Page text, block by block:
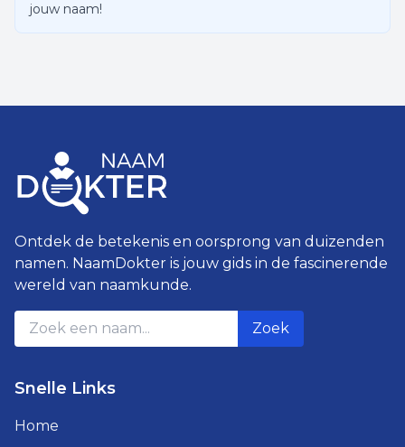
jouw naam!
Ontdek de betekenis en oorsprong van duizenden
namen. NaamDokter is jouw gids in de fascinerende
wereld van naamkunde.
Zoek
Snelle Links
Home